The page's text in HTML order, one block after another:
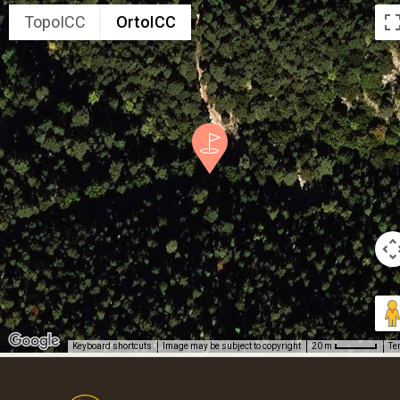
TopoICC OrtoICC
Keyboard shortcuts Image may be subject to copyright 20 m